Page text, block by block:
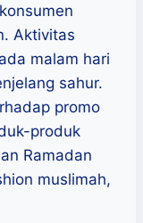
Aktivitas
malam hari
sahur.
promo
produk
Ramadan
muslimah,